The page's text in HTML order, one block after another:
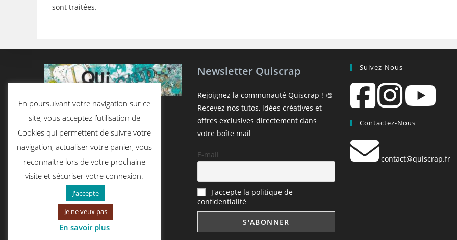
sont traitées.
Newsletter Quiscrap
Rejoignez la communauté Quiscrap ! 🎨
Recevez nos tutos, idées créatives et
offres exclusives directement dans
votre boîte mail
E-mail
J'accepte la politique de
confidentialité
Suivez-Nous
Contactez-Nous
contact@quiscrap.fr
En poursuivant votre navigation sur ce
site, vous acceptez l’utilisation de
Cookies qui permettent de suivre votre
navigation, actualiser votre panier, vous
reconnaitre lors de votre prochaine
visite et sécuriser votre connexion.
J'accepte
Je ne veux pas
En savoir plus